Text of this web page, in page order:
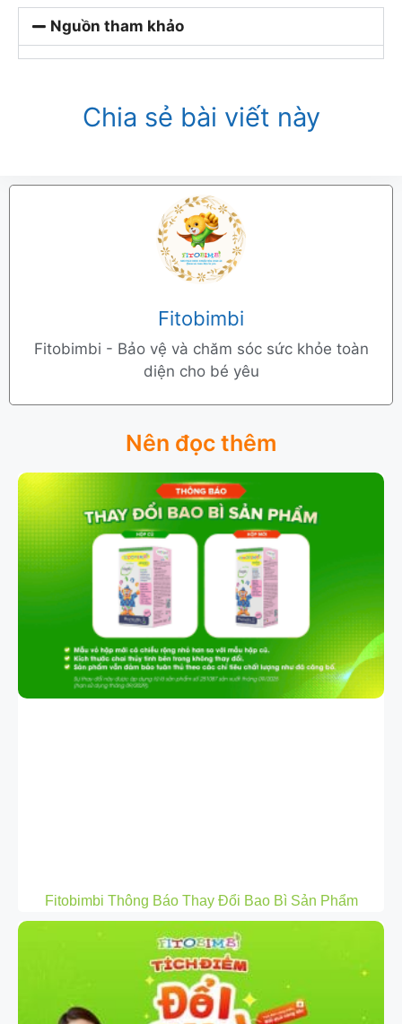
Nguồn tham khảo
Chia sẻ bài viết này
Fitobimbi
Fitobimbi - Bảo vệ và chăm sóc sức khỏe toàn
diện cho bé yêu
Nên đọc thêm
Fitobimbi Thông Báo Thay Đổi Bao Bì Sản Phẩm